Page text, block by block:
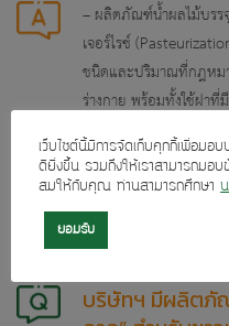
– ผลิตภัณฑ์น้ำผลไม้บรร
เจอร์ไรซ์
ชนิดและปริมาณที่กฎหม
ร่างกาย พร้อมทั้งใช้ฝาที่
ไว้ได้ดีกว่า
– ผลิตภัณฑ์น้ำผลไม้บรร
เตอริไรซ์ (Sterilization)
บริษัทฯ มีผลิตภั
เว็บไซต์นี้มีการจัดเก็บคุกกี้เพื่อมอ
ดียิ่งขึ้น รวมถึงให้เราสามารถมอบ
สมให้กับคุณ ท่านสามารถศึกษา
ยอมรับ